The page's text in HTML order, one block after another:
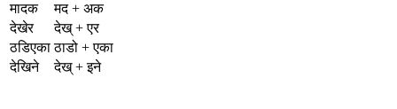
मादक
मद + अक
देखेर
देख् + एर
ठडिएका ठाडो + एका
देखिने
देख् + इने